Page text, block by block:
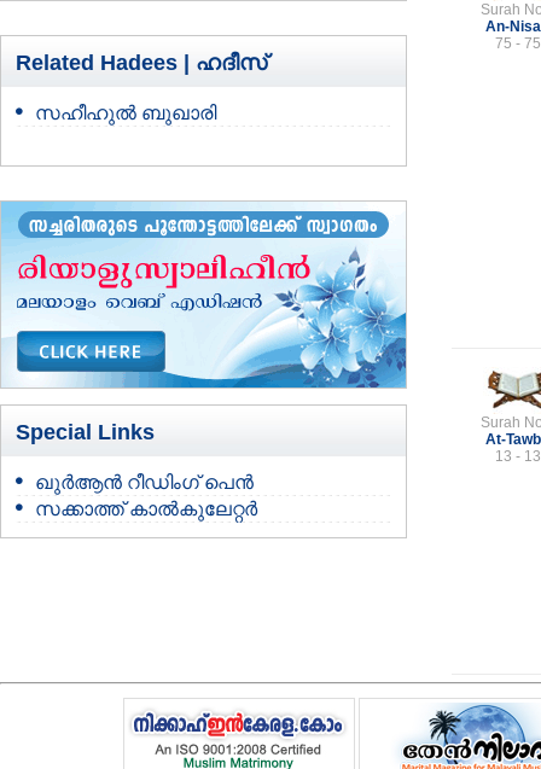
Related Hadees | ഹദീസ്
സഹീഹുല്‍ ബുഖാരി
Special Links
ഖുർആൻ റീഡിംഗ് പെൻ
സക്കാത്ത് കാൽകുലേറ്റർ
Surah
An-
75 - 75
Surah
At-
13 - 13